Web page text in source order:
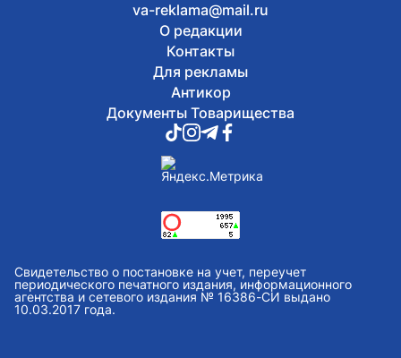
va-reklama@mail.ru
О редакции
Контакты
Для рекламы
Антикор
Документы Товарищества
Свидетельство о постановке на учет, переучет
периодического печатного издания, информационного
агентства и сетевого издания № 16386-СИ выдано
10.03.2017 года.